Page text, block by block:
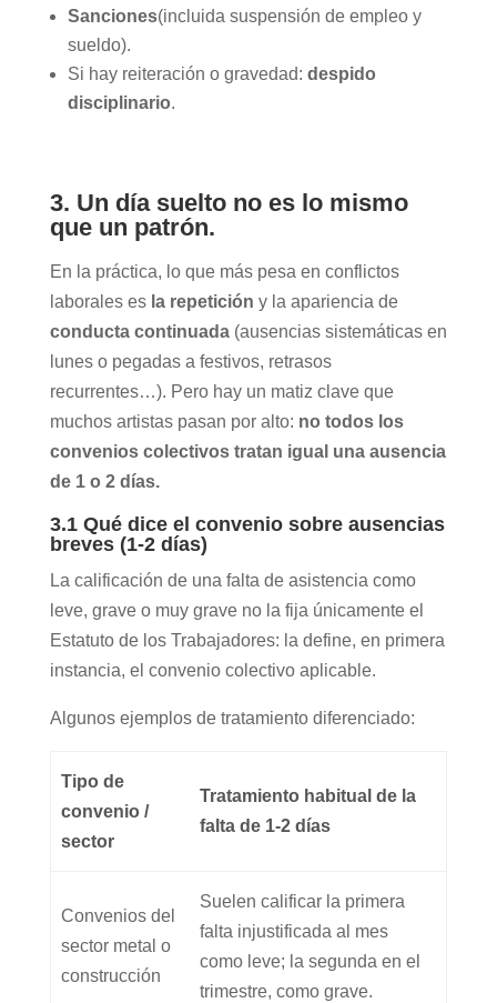
Sanciones(incluida suspensión de empleo y
sueldo).
Si hay reiteración o gravedad: despido
disciplinario.
3. Un día suelto no es lo mismo
que un patrón.
En la práctica, lo que más pesa en conflictos
laborales es la repetición y la apariencia de
conducta continuada(ausencias sistemáticas en
lunes o pegadas a festivos, retrasos
recurrentes…). Pero hay un matiz clave que
muchos artistas pasan por alto: no todos los
convenios colectivos tratan igual una ausencia
de 1 o 2 días.
3.1 Qué dice el convenio sobre ausencias
breves (1-2 días)
La calificación de una falta de asistencia como
leve, grave o muy grave no la fija únicamente el
Estatuto de los Trabajadores: la define, en primera
instancia, el convenio colectivo aplicable.
Algunos ejemplos de tratamiento diferenciado:
Tipo de
convenio /
sector
Tratamiento habitual de la
falta de 1-2 días
Convenios del
sector metal o
construcción
Suelen calificar la primera
falta injustificada al mes
como leve; la segunda en el
trimestre, como grave.